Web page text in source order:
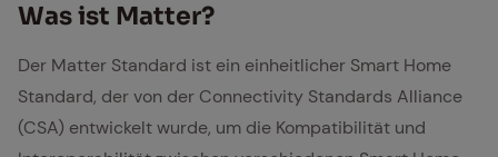
Was ist Mat­ter?
Der Matter Standard ist ein einheitlicher Smart Home
Standard, der von der Connectivity Standards Alliance
(CSA) entwickelt wurde, um die Kompatibilität und